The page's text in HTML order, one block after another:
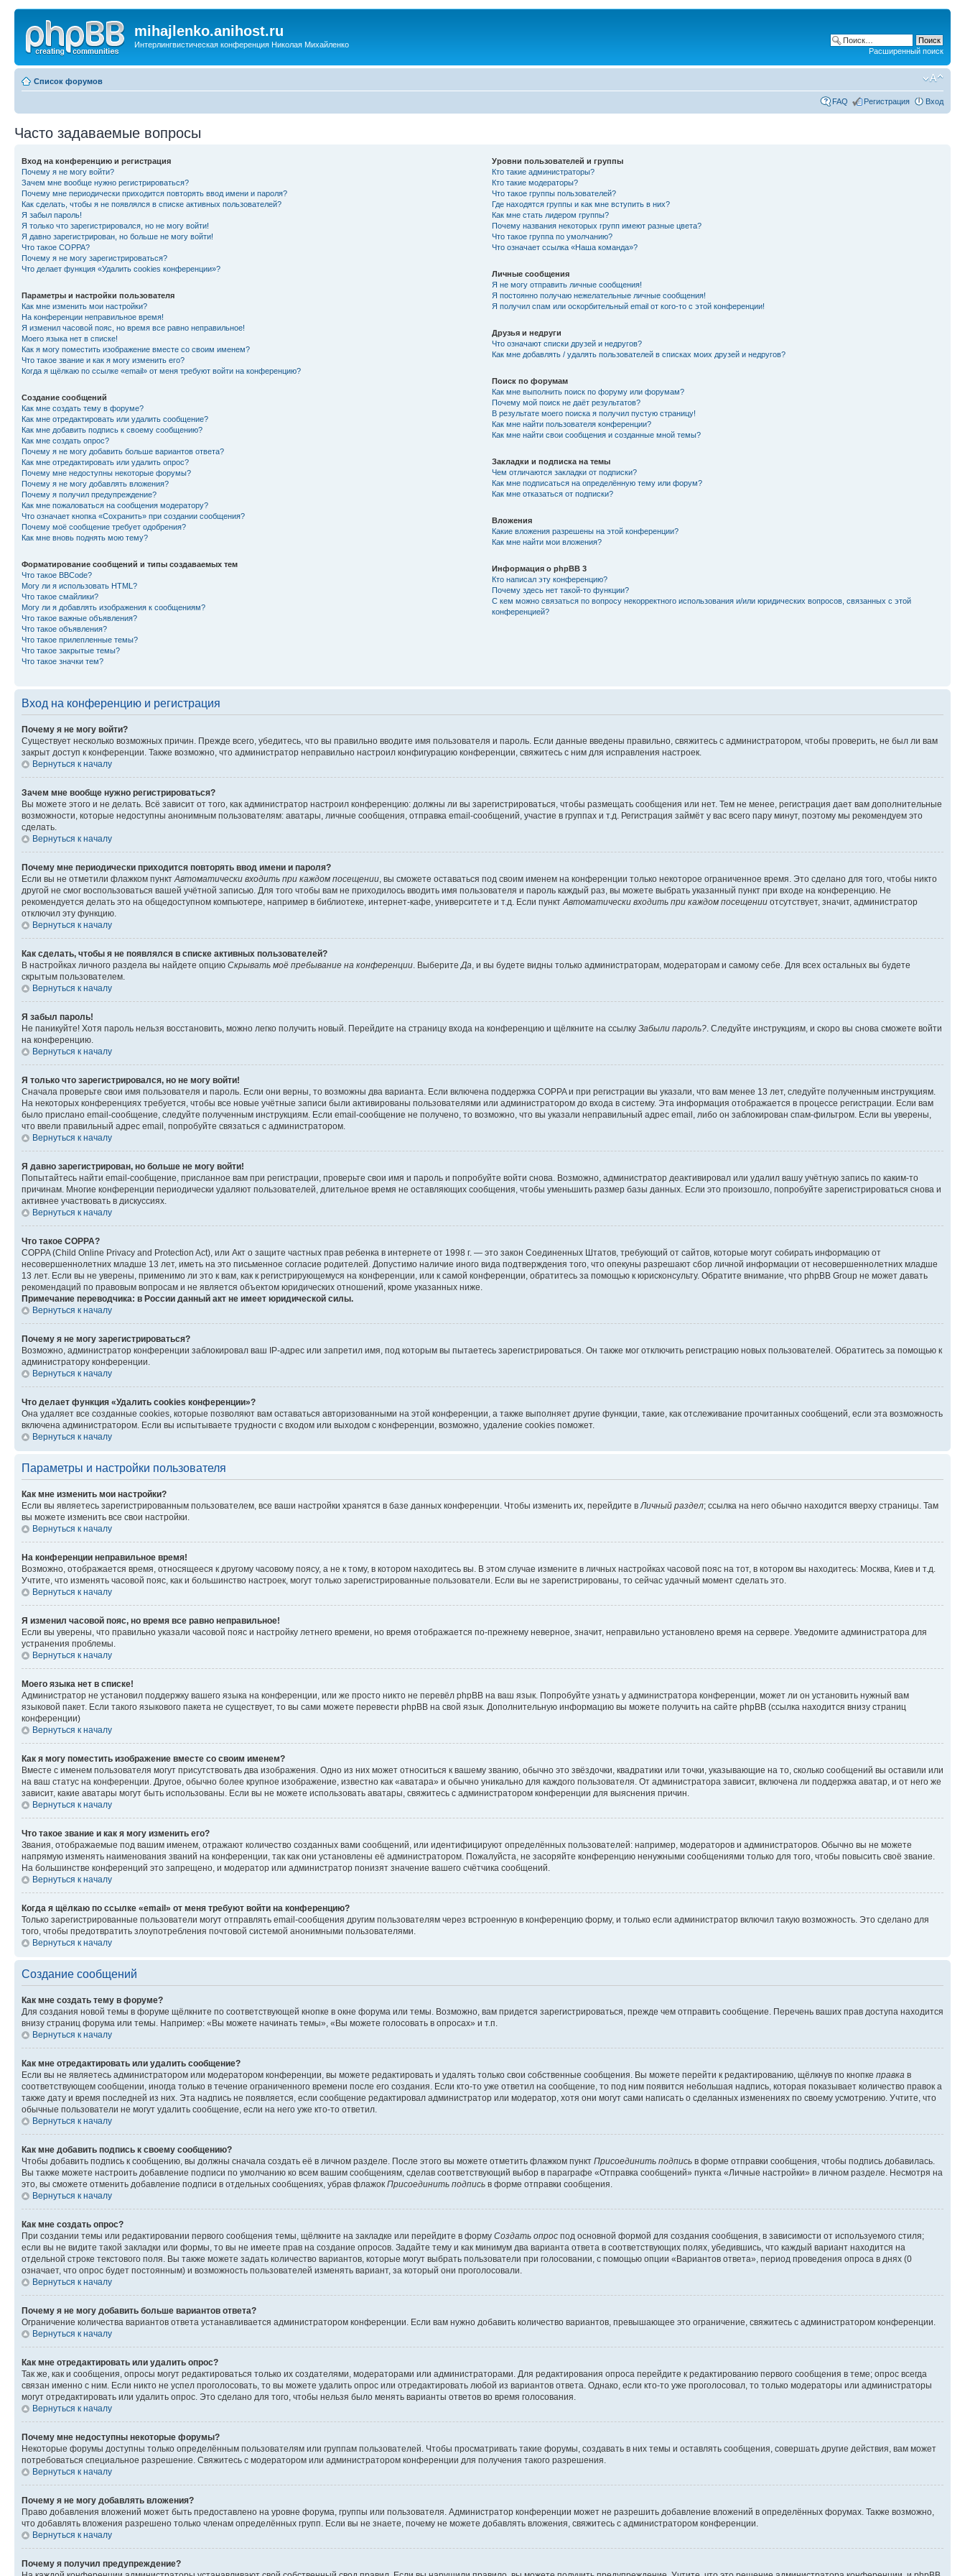
mihajlenko.anihost.ru
Интерлингвистическая конференция Николая Михайленко
Расширенный поиск
Список форумов
FAQ Регистрация Вход
Часто задаваемые вопросы
Вход на конференцию и регистрация
Почему я не могу войти?
Зачем мне вообще нужно регистрироваться?
Почему мне периодически приходится повторять ввод имени и пароля?
Как сделать, чтобы я не появлялся в списке активных пользователей?
Я забыл пароль!
Я только что зарегистрировался, но не могу войти!
Я давно зарегистрирован, но больше не могу войти!
Что такое COPPA?
Почему я не могу зарегистрироваться?
Что делает функция «Удалить cookies конференции»?
Параметры и настройки пользователя
Как мне изменить мои настройки?
На конференции неправильное время!
Я изменил часовой пояс, но время все равно неправильное!
Моего языка нет в списке!
Как я могу поместить изображение вместе со своим именем?
Что такое звание и как я могу изменить его?
Когда я щёлкаю по ссылке «email» от меня требуют войти на конференцию?
Создание сообщений
Как мне создать тему в форуме?
Как мне отредактировать или удалить сообщение?
Как мне добавить подпись к своему сообщению?
Как мне создать опрос?
Почему я не могу добавить больше вариантов ответа?
Как мне отредактировать или удалить опрос?
Почему мне недоступны некоторые форумы?
Почему я не могу добавлять вложения?
Почему я получил предупреждение?
Как мне пожаловаться на сообщения модератору?
Что означает кнопка «Сохранить» при создании сообщения?
Почему моё сообщение требует одобрения?
Как мне вновь поднять мою тему?
Форматирование сообщений и типы создаваемых тем
Что такое BBCode?
Могу ли я использовать HTML?
Что такое смайлики?
Могу ли я добавлять изображения к сообщениям?
Что такое важные объявления?
Что такое объявления?
Что такое прилепленные темы?
Что такое закрытые темы?
Что такое значки тем?
Уровни пользователей и группы
Кто такие администраторы?
Кто такие модераторы?
Что такое группы пользователей?
Где находятся группы и как мне вступить в них?
Как мне стать лидером группы?
Почему названия некоторых групп имеют разные цвета?
Что такое группа по умолчанию?
Что означает ссылка «Наша команда»?
Личные сообщения
Я не могу отправить личные сообщения!
Я постоянно получаю нежелательные личные сообщения!
Я получил спам или оскорбительный email от кого-то с этой конференции!
Друзья и недруги
Что означают списки друзей и недругов?
Как мне добавлять / удалять пользователей в списках моих друзей и недругов?
Поиск по форумам
Как мне выполнить поиск по форуму или форумам?
Почему мой поиск не даёт результатов?
В результате моего поиска я получил пустую страницу!
Как мне найти пользователя конференции?
Как мне найти свои сообщения и созданные мной темы?
Закладки и подписка на темы
Чем отличаются закладки от подписки?
Как мне подписаться на определённую тему или форум?
Как мне отказаться от подписки?
Вложения
Какие вложения разрешены на этой конференции?
Как мне найти мои вложения?
Информация о phpBB 3
Кто написал эту конференцию?
Почему здесь нет такой-то функции?
С кем можно связаться по вопросу некорректного использования и/или юридических вопросов, связанных с этой
конференцией?
Вход на конференцию и регистрация
Почему я не могу войти?
Существует несколько возможных причин. Прежде всего, убедитесь, что вы правильно вводите имя пользователя и пароль. Если данные введены правильно, свяжитесь с администратором, чтобы проверить, не был ли вам
закрыт доступ к конференции. Также возможно, что администратор неправильно настроил конфигурацию конференции, свяжитесь с ним для исправления настроек.
Вернуться к началу
Зачем мне вообще нужно регистрироваться?
Вы можете этого и не делать. Всё зависит от того, как администратор настроил конференцию: должны ли вы зарегистрироваться, чтобы размещать сообщения или нет. Тем не менее, регистрация дает вам дополнительные
возможности, которые недоступны анонимным пользователям: аватары, личные сообщения, отправка email-сообщений, участие в группах и т.д. Регистрация займёт у вас всего пару минут, поэтому мы рекомендуем это
сделать.
Вернуться к началу
Почему мне периодически приходится повторять ввод имени и пароля?
Если вы не отметили флажком пункт Автоматически входить при каждом посещении , вы сможете оставаться под своим именем на конференции только некоторое ограниченное время. Это сделано для того, чтобы никто
другой не смог воспользоваться вашей учётной записью. Для того чтобы вам не приходилось вводить имя пользователя и пароль каждый раз, вы можете выбрать указанный пункт при входе на конференцию. Не
рекомендуется делать это на общедоступном компьютере, например в библиотеке, интернет-кафе, университете и т.д. Если пункт Автоматически входить при каждом посещении отсутствует, значит, администратор
отключил эту функцию.
Вернуться к началу
Как сделать, чтобы я не появлялся в списке активных пользователей?
В настройках личного раздела вы найдете опцию Скрывать моё пребывание на конференции . Выберите Да , и вы будете видны только администраторам, модераторам и самому себе. Для всех остальных вы будете
скрытым пользователем.
Вернуться к началу
Я забыл пароль!
Не паникуйте! Хотя пароль нельзя восстановить, можно легко получить новый. Перейдите на страницу входа на конференцию и щёлкните на ссылку Забыли пароль? . Следуйте инструкциям, и скоро вы снова сможете войти
на конференцию.
Вернуться к началу
Я только что зарегистрировался, но не могу войти!
Сначала проверьте свои имя пользователя и пароль. Если они верны, то возможны два варианта. Если включена поддержка COPPA и при регистрации вы указали, что вам менее 13 лет, следуйте полученным инструкциям.
На некоторых конференциях требуется, чтобы все новые учётные записи были активированы пользователями или администратором до входа в систему. Эта информация отображается в процессе регистрации. Если вам
было прислано email-сообщение, следуйте полученным инструкциям. Если email-сообщение не получено, то возможно, что вы указали неправильный адрес email, либо он заблокирован спам-фильтром. Если вы уверены,
что ввели правильный адрес email, попробуйте связаться с администратором.
Вернуться к началу
Я давно зарегистрирован, но больше не могу войти!
Попытайтесь найти email-сообщение, присланное вам при регистрации, проверьте свои имя и пароль и попробуйте войти снова. Возможно, администратор деактивировал или удалил вашу учётную запись по каким-то
причинам. Многие конференции периодически удаляют пользователей, длительное время не оставляющих сообщения, чтобы уменьшить размер базы данных. Если это произошло, попробуйте зарегистрироваться снова и
активнее участвовать в дискуссиях.
Вернуться к началу
Что такое COPPA?
COPPA (Child Online Privacy and Protection Act), или Акт о защите частных прав ребенка в интернете от 1998 г. — это закон Соединенных Штатов, требующий от сайтов, которые могут собирать информацию от
несовершеннолетних младше 13 лет, иметь на это письменное согласие родителей. Допустимо наличие иного вида подтверждения того, что опекуны разрешают сбор личной информации от несовершеннолетних младше
13 лет. Если вы не уверены, применимо ли это к вам, как к регистрирующемуся на конференции, или к самой конференции, обратитесь за помощью к юрисконсульту. Обратите внимание, что phpBB Group не может давать
рекомендаций по правовым вопросам и не является объектом юридических отношений, кроме указанных ниже.
Примечание переводчика: в России данный акт не имеет юридической силы.
Вернуться к началу
Почему я не могу зарегистрироваться?
Возможно, администратор конференции заблокировал ваш IP-адрес или запретил имя, под которым вы пытаетесь зарегистрироваться. Он также мог отключить регистрацию новых пользователей. Обратитесь за помощью к
администратору конференции.
Вернуться к началу
Что делает функция «Удалить cookies конференции»?
Она удаляет все созданные cookies, которые позволяют вам оставаться авторизованными на этой конференции, а также выполняет другие функции, такие, как отслеживание прочитанных сообщений, если эта возможность
включена администратором. Если вы испытываете трудности с входом или выходом с конференции, возможно, удаление cookies поможет.
Вернуться к началу
Параметры и настройки пользователя
Как мне изменить мои настройки?
Если вы являетесь зарегистрированным пользователем, все ваши настройки хранятся в базе данных конференции. Чтобы изменить их, перейдите в Личный раздел; ссылка на него обычно находится вверху страницы. Там
вы можете изменить все свои настройки.
Вернуться к началу
На конференции неправильное время!
Возможно, отображается время, относящееся к другому часовому поясу, а не к тому, в котором находитесь вы. В этом случае измените в личных настройках часовой пояс на тот, в котором вы находитесь: Москва, Киев и т.д.
Учтите, что изменять часовой пояс, как и большинство настроек, могут только зарегистрированные пользователи. Если вы не зарегистрированы, то сейчас удачный момент сделать это.
Вернуться к началу
Я изменил часовой пояс, но время все равно неправильное!
Если вы уверены, что правильно указали часовой пояс и настройку летнего времени, но время отображается по-прежнему неверное, значит, неправильно установлено время на сервере. Уведомите администратора для
устранения проблемы.
Вернуться к началу
Моего языка нет в списке!
Администратор не установил поддержку вашего языка на конференции, или же просто никто не перевёл phpBB на ваш язык. Попробуйте узнать у администратора конференции, может ли он установить нужный вам
языковой пакет. Если такого языкового пакета не существует, то вы сами можете перевести phpBB на свой язык. Дополнительную информацию вы можете получить на сайте phpBB (ссылка находится внизу страниц
конференции)
Вернуться к началу
Как я могу поместить изображение вместе со своим именем?
Вместе с именем пользователя могут присутствовать два изображения. Одно из них может относиться к вашему званию, обычно это звёздочки, квадратики или точки, указывающие на то, сколько сообщений вы оставили или
на ваш статус на конференции. Другое, обычно более крупное изображение, известно как «аватара» и обычно уникально для каждого пользователя. От администратора зависит, включена ли поддержка аватар, и от него же
зависит, какие аватары могут быть использованы. Если вы не можете использовать аватары, свяжитесь с администратором конференции для выяснения причин.
Вернуться к началу
Что такое звание и как я могу изменить его?
Звания, отображаемые под вашим именем, отражают количество созданных вами сообщений, или идентифицируют определённых пользователей: например, модераторов и администраторов. Обычно вы не можете
напрямую изменять наименования званий на конференции, так как они установлены её администратором. Пожалуйста, не засоряйте конференцию ненужными сообщениями только для того, чтобы повысить своё звание.
На большинстве конференций это запрещено, и модератор или администратор понизят значение вашего счётчика сообщений.
Вернуться к началу
Когда я щёлкаю по ссылке «email» от меня требуют войти на конференцию?
Только зарегистрированные пользователи могут отправлять email-сообщения другим пользователям через встроенную в конференцию форму, и только если администратор включил такую возможность. Это сделано для
того, чтобы предотвратить злоупотребления почтовой системой анонимными пользователями.
Вернуться к началу
Создание сообщений
Как мне создать тему в форуме?
Для создания новой темы в форуме щёлкните по соответствующей кнопке в окне форума или темы. Возможно, вам придется зарегистрироваться, прежде чем отправить сообщение. Перечень ваших прав доступа находится
внизу страниц форума или темы. Например: «Вы можете начинать темы», «Вы можете голосовать в опросах» и т.п.
Вернуться к началу
Как мне отредактировать или удалить сообщение?
Если вы не являетесь администратором или модератором конференции, вы можете редактировать и удалять только свои собственные сообщения. Вы можете перейти к редактированию, щёлкнув по кнопке правка в
соответствующем сообщении, иногда только в течение ограниченного времени после его создания. Если кто-то уже ответил на сообщение, то под ним появится небольшая надпись, которая показывает количество правок а
также дату и время последней из них. Эта надпись не появляется, если сообщение редактировал администратор или модератор, хотя они могут сами написать о сделанных изменениях по своему усмотрению. Учтите, что
обычные пользователи не могут удалить сообщение, если на него уже кто-то ответил.
Вернуться к началу
Как мне добавить подпись к своему сообщению?
Чтобы добавить подпись к сообщению, вы должны сначала создать её в личном разделе. После этого вы можете отметить флажком пункт Присоединить подпись в форме отправки сообщения, чтобы подпись добавилась.
Вы также можете настроить добавление подписи по умолчанию ко всем вашим сообщениям, сделав соответствующий выбор в параграфе «Отправка сообщений» пункта «Личные настройки» в личном разделе. Несмотря на
это, вы сможете отменить добавление подписи в отдельных сообщениях, убрав флажок Присоединить подпись в форме отправки сообщения.
Вернуться к началу
Как мне создать опрос?
При создании темы или редактировании первого сообщения темы, щёлкните на закладке или перейдите в форму Создать опрос под основной формой для создания сообщения, в зависимости от используемого стиля;
если вы не видите такой закладки или формы, то вы не имеете прав на создание опросов. Задайте тему и как минимум два варианта ответа в соответствующих полях, убедившись, что каждый вариант находится на
отдельной строке текстового поля. Вы также можете задать количество вариантов, которые могут выбрать пользователи при голосовании, с помощью опции «Вариантов ответа», период проведения опроса в днях (0
означает, что опрос будет постоянным) и возможность пользователей изменять вариант, за который они проголосовали.
Вернуться к началу
Почему я не могу добавить больше вариантов ответа?
Ограничение количества вариантов ответа устанавливается администратором конференции. Если вам нужно добавить количество вариантов, превышающее это ограничение, свяжитесь с администратором конференции.
Вернуться к началу
Как мне отредактировать или удалить опрос?
Так же, как и сообщения, опросы могут редактироваться только их создателями, модераторами или администраторами. Для редактирования опроса перейдите к редактированию первого сообщения в теме; опрос всегда
связан именно с ним. Если никто не успел проголосовать, то вы можете удалить опрос или отредактировать любой из вариантов ответа. Однако, если кто-то уже проголосовал, то только модераторы или администраторы
могут отредактировать или удалить опрос. Это сделано для того, чтобы нельзя было менять варианты ответов во время голосования.
Вернуться к началу
Почему мне недоступны некоторые форумы?
Некоторые форумы доступны только определённым пользователям или группам пользователей. Чтобы просматривать такие форумы, создавать в них темы и оставлять сообщения, совершать другие действия, вам может
потребоваться специальное разрешение. Свяжитесь с модератором или администратором конференции для получения такого разрешения.
Вернуться к началу
Почему я не могу добавлять вложения?
Право добавления вложений может быть предоставлено на уровне форума, группы или пользователя. Администратор конференции может не разрешить добавление вложений в определённых форумах. Также возможно,
что добавлять вложения разрешено только членам определённых групп. Если вы не знаете, почему не можете добавлять вложения, свяжитесь с администратором конференции.
Вернуться к началу
Почему я получил предупреждение?